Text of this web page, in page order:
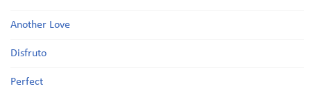
Another Love
Disfruto
Perfect